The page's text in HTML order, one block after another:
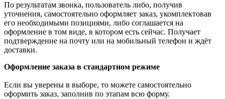
По результатам звонка, пользователь либо, получив
уточнения, самостоятельно оформляет заказ, укомплектовав
его необходимыми позициями, либо соглашается на
оформление в том виде, в котором есть сейчас. Получает
подтверждение на почту или на мобильный телефон и ждёт
доставки.
Оформление заказа в стандартном режиме
Если вы уверены в выборе, то можете самостоятельно
оформить заказ, заполнив по этапам всю форму.